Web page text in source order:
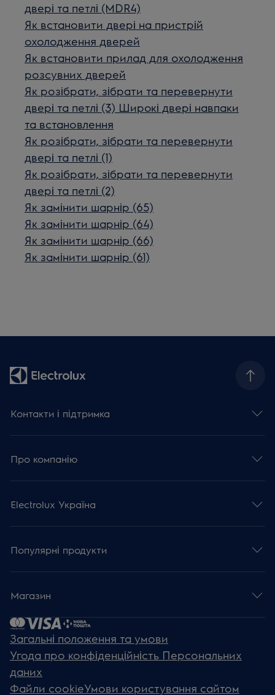
двері та петлі (MDR4)
Як встановити двері на пристрій
охолодження дверей
Як встановити прилад для охолодження
розсувних дверей
Як розібрати, зібрати та перевернути
двері та петлі (3) Широкі двері навпаки
та встановлення
Як розібрати, зібрати та перевернути
двері та петлі (1)
Як розібрати, зібрати та перевернути
двері та петлі (2)
Як замінити шарнір (65)
Як замінити шарнір (64)
Як замінити шарнір (66)
Як замінити шарнір (61)
Контакти і підтримка
Про компанію
Electrolux Україна
Популярні продукти
Магазин
Загальні положення та умови
Угода про конфіденційність Персональних
даних
Файли cookieУмови користування сайтом